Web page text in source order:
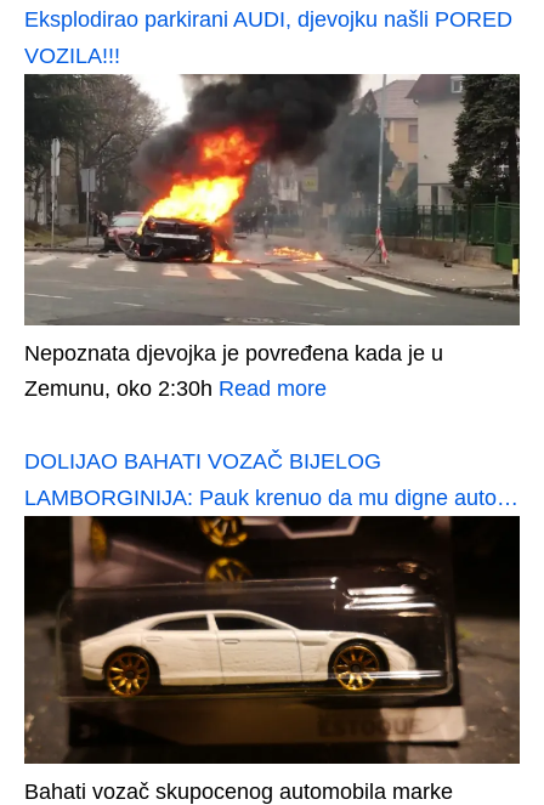
Eksplodirao parkirani AUDI, djevojku našli PORED
VOZILA!!!
Nepoznata djevojka je povređena kada je u
Zemunu, oko 2:30h Read more
DOLIJAO BAHATI VOZAČ BIJELOG
LAMBORGINIJA: Pauk krenuo da mu digne auto…
Bahati vozač skupocenog automobila marke